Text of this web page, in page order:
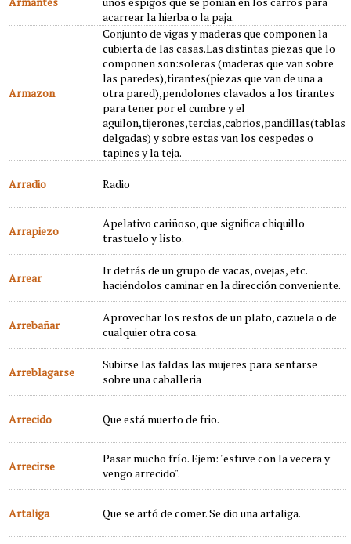
acarrear la hierba o la paja.
Armazon
Conjunto de vigas y maderas que componen la
cubierta de las casas.Las distintas piezas que lo
componen son:soleras (maderas que van sobre
las paredes),tirantes(piezas que van de una a
otra pared),pendolones clavados a los tirantes
para tener por el cumbre y el
aguilon,tijerones,tercias,cabrios,pandillas(tablas
delgadas) y sobre estas van los cespedes o
tapines y la teja.
Arradio Radio
Arrapiezo
Apelativo cariñoso, que significa chiquillo
trastuelo y listo.
Arrear
Ir detrás de un grupo de vacas, ovejas, etc.
haciéndolos caminar en la dirección conveniente.
Arrebañar
Aprovechar los restos de un plato, cazuela o de
cualquier otra cosa.
Arreblagarse
Subirse las faldas las mujeres para sentarse
sobre una caballeria
Arrecido Que está muerto de frio.
Arrecirse
Pasar mucho frío. Ejem: "estuve con la vecera y
vengo arrecido".
Artaliga Que se artó de comer. Se dio una artaliga.